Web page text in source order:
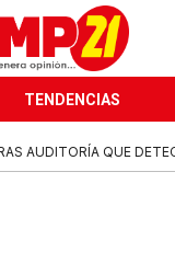
TENDENCIAS
AUDITORÍA QUE